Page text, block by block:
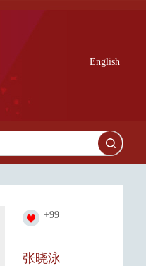
English
+99
张晓泳